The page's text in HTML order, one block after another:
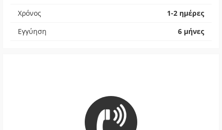
Χρόνος
1-2 ημέρες
Εγγύηση
6 μήνες